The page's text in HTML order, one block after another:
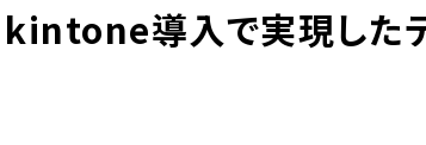
kintone導入で実現した